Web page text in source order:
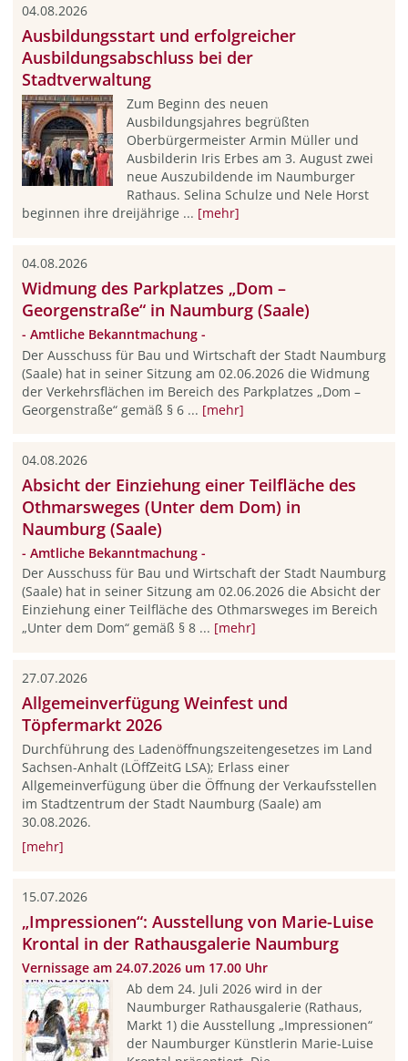
04.08.2026
Ausbildungsstart und erfolgreicher
Ausbildungsabschluss bei der
Stadtverwaltung
Zum Beginn des neuen
Ausbildungsjahres begrüßten
Oberbürgermeister Armin Müller und
Ausbilderin Iris Erbes am 3. August zwei
neue Auszubildende im Naumburger
Rathaus. Selina Schulze und Nele Horst
beginnen ihre dreijährige ... [mehr]
04.08.2026
Widmung des Parkplatzes „Dom –
Georgenstraße“ in Naumburg (Saale)
- Amtliche Bekanntmachung -
Der Ausschuss für Bau und Wirtschaft der Stadt Naumburg
(Saale) hat in seiner Sitzung am 02.06.2026 die Widmung
der Verkehrsflächen im Bereich des Parkplatzes „Dom –
Georgenstraße“ gemäß § 6 ... [mehr]
04.08.2026
Absicht der Einziehung einer Teilfläche des
Othmarsweges (Unter dem Dom) in
Naumburg (Saale)
- Amtliche Bekanntmachung -
Der Ausschuss für Bau und Wirtschaft der Stadt Naumburg
(Saale) hat in seiner Sitzung am 02.06.2026 die Absicht der
Einziehung einer Teilfläche des Othmarsweges im Bereich
„Unter dem Dom“ gemäß § 8 ... [mehr]
27.07.2026
Allgemeinverfügung Weinfest und
Töpfermarkt 2026
Durchführung des Ladenöffnungszeitengesetzes im Land
Sachsen-Anhalt (LÖffZeitG LSA); Erlass einer
Allgemeinverfügung über die Öffnung der Verkaufsstellen
im Stadtzentrum der Stadt Naumburg (Saale) am
30.08.2026.
[mehr]
15.07.2026
„Impressionen“: Ausstellung von Marie-Luise
Krontal in der Rathausgalerie Naumburg
Vernissage am 24.07.2026 um 17.00 Uhr
Ab dem 24. Juli 2026 wird in der
Naumburger Rathausgalerie (Rathaus,
Markt 1) die Ausstellung „Impressionen“
der Naumburger Künstlerin Marie-Luise